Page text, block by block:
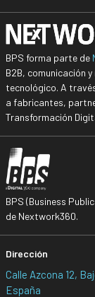
BPS forma parte de
B2B, comunicación
tecnológico. A
a fabricantes,
Transformación
BPS (Business
de Nextwork360.
Dirección
Calle Azcona 12,
España